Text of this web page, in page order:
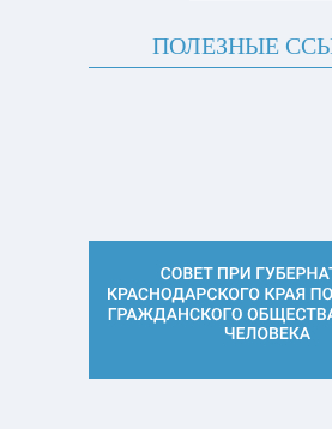
ПОЛЕЗНЫЕ